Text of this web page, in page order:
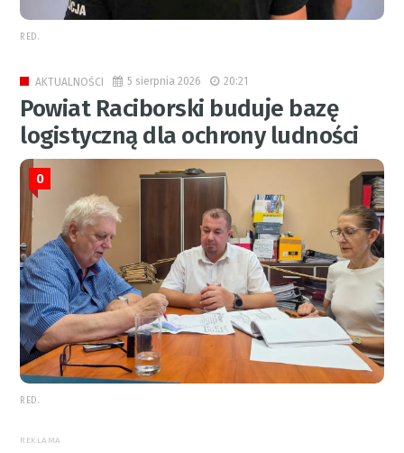
RED.
AKTUALNOŚCI 5 sierpnia 2026 20:21
Powiat Raciborski buduje bazę
logistyczną dla ochrony ludności
0
RED.
REKLAMA